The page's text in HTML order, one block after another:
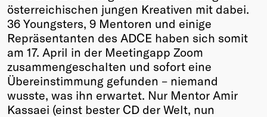
österreichischen jungen Kreativen mit dabei.
36 Youngsters, 9 Mentoren und einige
Repräsentanten des ADCE haben sich somit
am 17. April in der Meetingapp Zoom
zusammengeschalten und sofort eine
Übereinstimmung gefunden – niemand
wusste, was ihn erwartet. Nur Mentor Amir
Kassaei (einst bester CD der Welt, nun